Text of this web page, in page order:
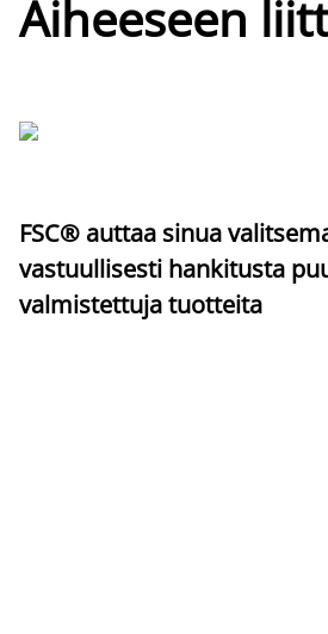
Aiheeseen
FSC® auttaa sinua
vastuullisesti hankitusta
valmistettuja tuotteita